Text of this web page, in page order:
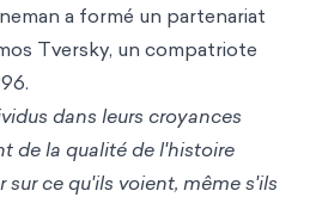
a formé un partenariat
Tversky, un compatriote
dans leurs croyances
de la qualité de l'histoire
ce qu'ils voient, même s'ils